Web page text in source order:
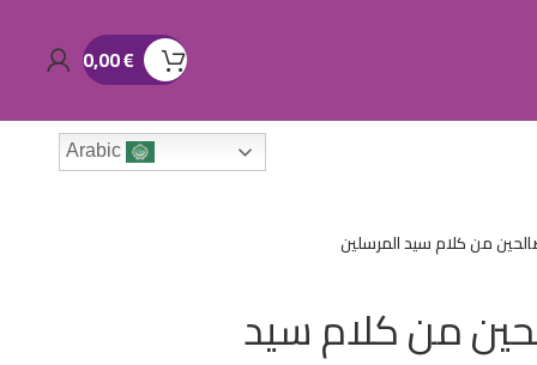
0,00€
Arabic
من كلام سيد المرسلين
من كلام سيد